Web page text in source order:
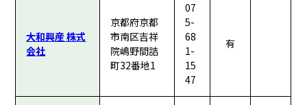
大和興産 株式
会社
京都府京都
市南区吉祥
院嶋野間詰
町32番地1
07
5-
68
1-
15
47
有